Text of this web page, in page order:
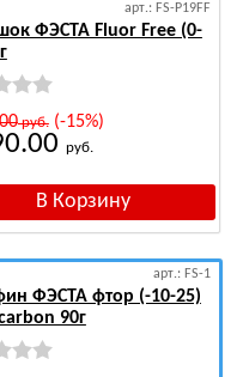
арт.: FS-P19FF
ФЭСТА Fluor Free (0-
руб.(-15%)
руб.
арт.: FS-1
ФЭСТА фтор (-10-25)
90г